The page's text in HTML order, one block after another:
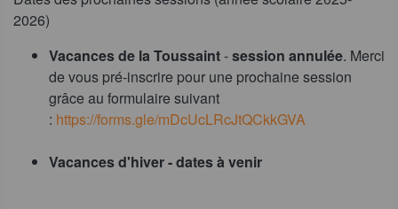
2026)​
Vacances de la Toussaint-session annulée. Merci
de vous pré-inscrire pour une prochaine session
grâce au formulaire suivant
: https://forms.gle/mDcUcLRcJtQCkkGVA
Vacances d'hiver - dates à venir